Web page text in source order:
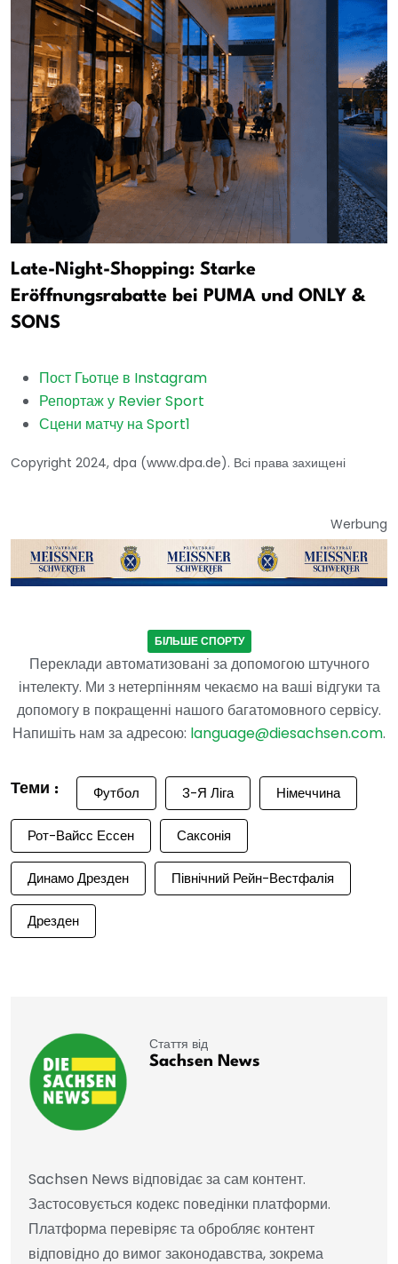
Late-Night-Shopping: Starke
Eröffnungsrabatte bei PUMA und ONLY &
SONS
Пост Гьотце в Instagram
Репортаж у Revier Sport
Сцени матчу на Sport1
Copyright 2024, dpa (www.dpa.de). Всі права захищені
Werbung
БІЛЬШЕ СПОРТУ
Переклади автоматизовані за допомогою штучного
інтелекту. Ми з нетерпінням чекаємо на ваші відгуки та
допомогу в покращенні нашого багатомовного сервісу.
Напишіть нам за адресою: language@diesachsen.com.
Теми : Футбол 3-Я Ліга Німеччина
Рот-Вайсс Ессен Саксонія
Динамо Дрезден Північний Рейн-Вестфалія
Дрезден
Стаття від
Sachsen News
Sachsen News відповідає за сам контент.
Застосовується кодекс поведінки платформи.
Платформа перевіряє та обробляє контент
відповідно до вимог законодавства, зокрема